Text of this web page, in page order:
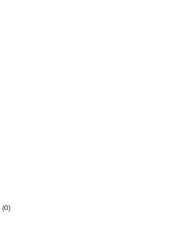
(0)